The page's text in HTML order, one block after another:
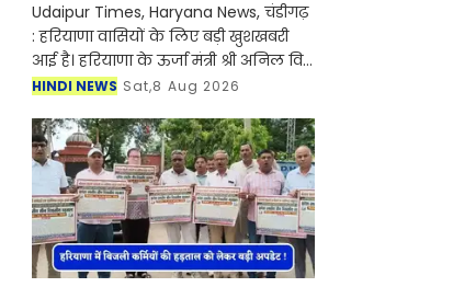
Udaipur Times, Haryana News, चंडीगढ़
: हरियाणा वासियों के लिए बड़ी खुशखबरी
आई है। हरियाणा के ऊर्जा मंत्री श्री अनिल विज
ने कहा कि राज्य सरकार एक नई योजना पर
लोड वा
HINDI NEWS Sat,8 Aug 2026